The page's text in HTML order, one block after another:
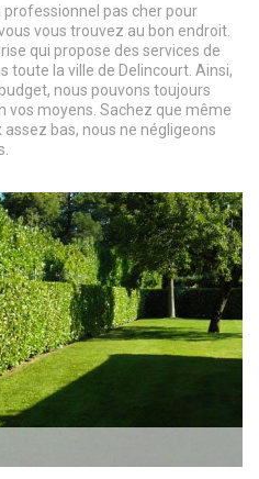
pas cher pour
vous trouvez au bon endroit.
qui propose des services de
toute la ville de Delincourt. Ainsi,
nous pouvons toujours
vos moyens. Sachez que même
bas, nous ne négligeons